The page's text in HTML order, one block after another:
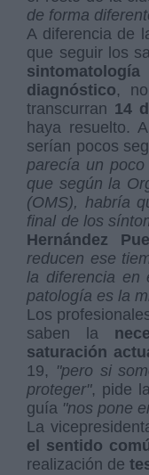
de forma
A diferencia de
que seguir los
diagnóstico,
transcurran 14
haya resuelto.
serían pocos
parecía un
que según la
(OMS), habría
final de los
Hernández
reducen ese
la diferencia en
patología es la
Los
saben la
saturación
19, "pero si
proteger", pide
guía "nos pone
La
el sentido
realización de